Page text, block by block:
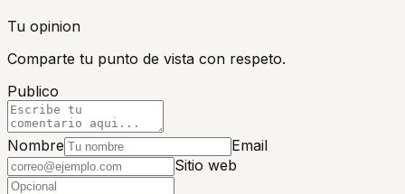
Tu opinion
Comparte tu punto de vista con respeto.
Publico
Nombre
Email
Sitio web